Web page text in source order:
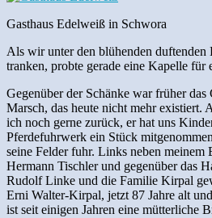
Gasthaus Edelweiß in Schwora
Als wir unter den blühenden duftenden
tranken, probte gerade eine Kapelle für
Gegenüber der Schänke war früher
Marsch, das heute nicht mehr existiert.
ich noch gerne zurück, er hat uns
Pferdefuhrwerk ein Stück
seine Felder fuhr. Links neben meinem
Hermann Tischler und gegenüber das
Rudolf Linke und die Familie Kirpal
Erni Walter-Kirpal, jetzt 87 Jahre alt
ist seit einigen Jahren eine mütterliche